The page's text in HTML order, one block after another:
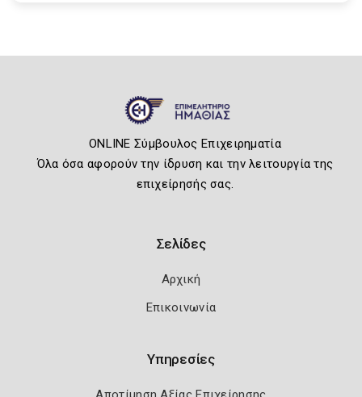
ONLINE Σύμβουλος Επιχειρηματία
Όλα όσα αφορούν την ίδρυση και την λειτουργία της
επιχείρησής σας.
Σελίδες
Αρχική
Επικοινωνία
Υπηρεσίες